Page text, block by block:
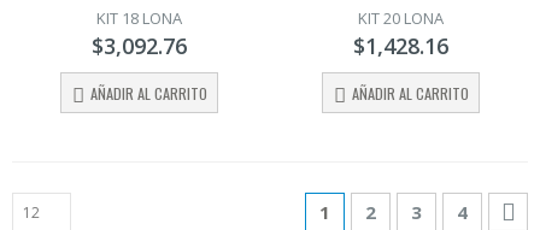
0
out
of
5
KIT 18 LONA
$3,092.76
AÑADIR AL CARRITO
0
out
of
5
KIT 20 LONA
$1,428.16
AÑADIR AL CARRITO
1 2 3 4